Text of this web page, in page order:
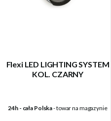
Flexi LED LIGHTING SYSTEM
KOL. CZARNY
24h - cała Polska- towar na magazynie